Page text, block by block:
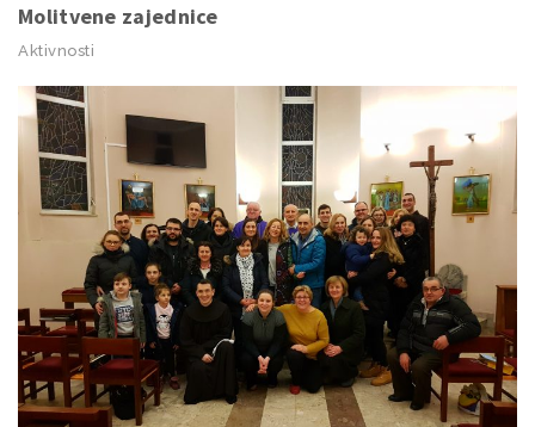
Molitvene zajednice
Aktivnosti